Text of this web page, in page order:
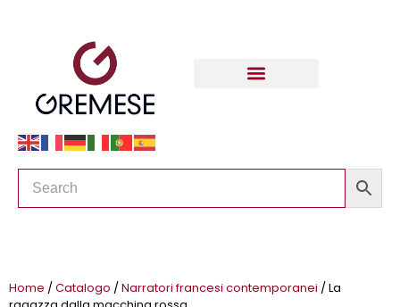
Home /Catalogo /Narratori francesi contemporanei / La